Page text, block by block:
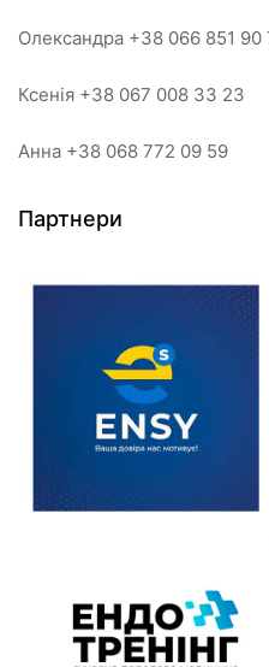
Олександра +38 066 851 90
Ксенія +38 067 008 33 23
Анна +38 068 772 09 59
Партнери